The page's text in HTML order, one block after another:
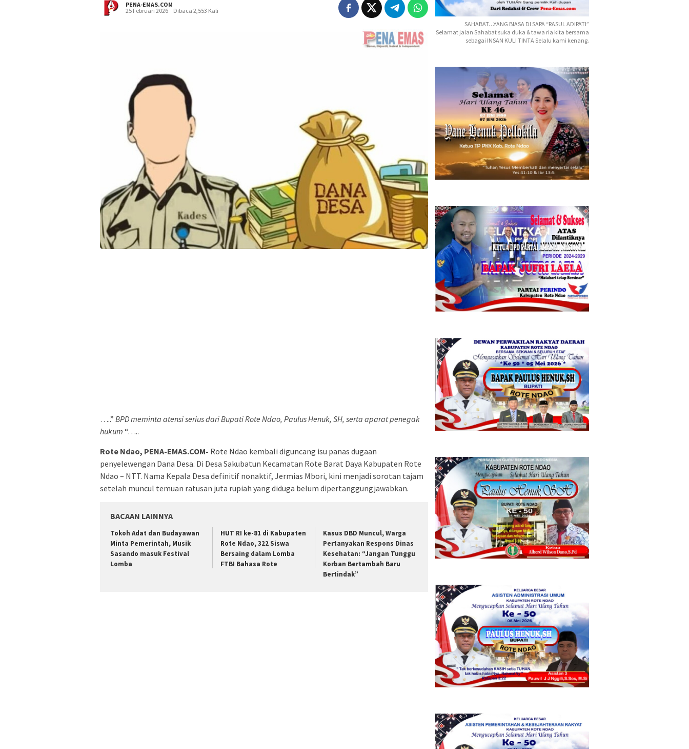
PENA-EMAS.COM
25 Februari 2026
Dibaca 2,553 Kali
…..” BPD meminta atensi serius dari Bupati Rote Ndao, Paulus Henuk, SH, serta aparat penegak
hukum “…..
Rote Ndao, PENA-EMAS.COM- Rote Ndao kembali diguncang isu panas dugaan
penyelewengan Dana Desa. Di Desa Sakubatun Kecamatan Rote Barat Daya Kabupaten Rote
Ndao – NTT. Nama Kepala Desa definitif nonaktif, Jermias Mbori, kini menjadi sorotan tajam
setelah muncul temuan ratusan juta rupiah yang diduga belum dipertanggungjawabkan.
BACAAN LAINNYA
Tokoh Adat dan Budayawan
Minta Pemerintah, Musik
Sasando masuk Festival
Lomba
HUT RI ke-81 di Kabupaten
Rote Ndao, 322 Siswa
Bersaing dalam Lomba
FTBI Bahasa Rote
Kasus DBD Muncul, Warga
Pertanyakan Respons Dinas
Kesehatan: “Jangan Tunggu
Korban Bertambah Baru
Bertindak”
SAHABAT…YANG BIASA DI SAPA “RASUL ADIPATI”
Selamat jalan Sahabat suka duka & tawa ria kita bersama
sebagai INSAN KULI TINTA Selalu kami kenang.